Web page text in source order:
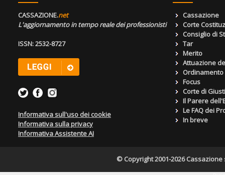
CASSAZIONE.net
L'aggiornamento in tempo reale dei professionisti
ISSN: 2532-8727
Informativa sull'uso dei cookie
Informativa sulla privacy
Informativa Assistente AI
Cassazione
Corte
Consiglio di
Tar
Merito
Attuazione
Focus
Corte di
Il Parere
Le FAQ dei
In breve
© Copyright 2001-2026 Cassazione